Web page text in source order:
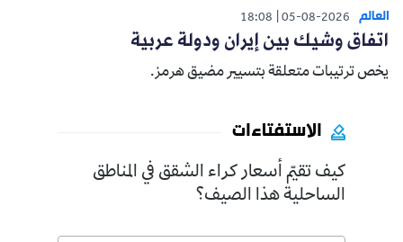
العالم 05-08-2026
18:08
اتفاق وشيك بين إيران ودولة عربية
يخص ترتيبات متعلقة بتسيير مضيق هرمز.
الاستفتاءات
كيف تقيّم أسعار كراء الشقق في المناطق
الساحلية هذا الصيف؟